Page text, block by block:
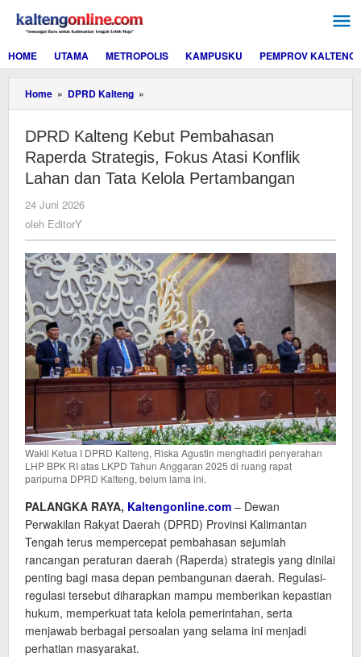
konten
HOME
UTAMA METROPOLIS KAMPUSKU PEMPROV KALTENG
Home » DPRD Kalteng »
Kalteng
Pembahasan
Raperda
Strategis,
Fokus
dan
Tata
Kelola
Pertambangan
DPRD Kalteng Kebut Pembahasan
Raperda Strategis, Fokus Atasi Konflik
Lahan dan Tata Kelola Pertambangan
24 Juni 2026
oleh EditorY
Wakil Ketua I DPRD Kalteng, Riska Agustin menghadiri penyerahan
LHP BPK RI atas LKPD Tahun Anggaran 2025 di ruang rapat
paripurna DPRD Kalteng, belum lama ini.
PALANGKA RAYA, Kaltengonline.com – Dewan
Perwakilan Rakyat Daerah (DPRD) Provinsi Kalimantan
Tengah terus mempercepat pembahasan sejumlah
rancangan peraturan daerah (Raperda) strategis yang dinilai
penting bagi masa depan pembangunan daerah. Regulasi-
regulasi tersebut diharapkan mampu memberikan kepastian
hukum, memperkuat tata kelola pemerintahan, serta
menjawab berbagai persoalan yang selama ini menjadi
perhatian masyarakat.